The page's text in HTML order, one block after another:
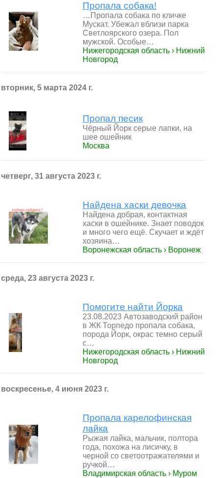
Пропала собака!
…Пропала собака по кличке
Мускат. Убежал вблизи парка
Светлоярского озера. Пол
мужской. Особые…
Нижегородская область › Нижний
Новгород
вторник, 5 марта 2024 г.
Пропал песик
Чёрный Йорк серые лапки, на
шее ошейник
Москва
четверг, 31 августа 2023 г.
Найдена хаски девочка
Найдена добрая, контактная
хаски в ошейнике. Знает поводок
и много чего ещё. Скучает и ждёт
хозяина…
Воронежская область › Воронеж
среда, 23 августа 2023 г.
Помогите найти Йорка
23.08.2023 Автозаводский район
в ЖК Торпедо пропала собака,
порода Йорк, окрас темно серый
с…
Нижегородская область › Нижний
Новгород
воскресенье, 4 июня 2023 г.
Пропала карелофинская
лайка
Рыжая лайка, мальчик, полтора
года, похожа на лисичку, в
черной со светоотражателями и
ручкой…
Владимирская область › Муром